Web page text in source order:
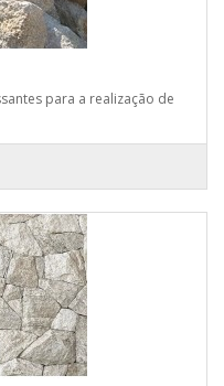
para a realização de